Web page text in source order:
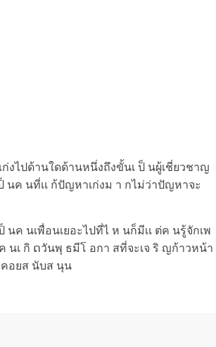
งไปด้านใดด้านหนึ่งถึงขั้นเ ป็ นผู้เชี่ยวชาญ
ค นที่เเ ก้ปัญหาเก่งม า กไม่ว่าปัญหาจะ
นเพื่อนเยอะไปที่ไ ห นก็มีเเ ต่ค นรู้จักเพ
นเ กิ ດวันพุ ธมีโ อกา สที่จะเจ ริ ญก้าวหน้า
คอยส นับส นุน